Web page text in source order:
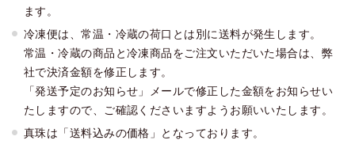
ます。
冷凍便は、常温・冷蔵の荷口とは別に送料が発生します。
常温・冷蔵の商品と冷凍商品をご注文いただいた場合は、弊
社で決済金額を修正します。
「発送予定のお知らせ」メールで修正した金額をお知らせい
たしますので、ご確認くださいますようお願いいたします。
真珠は「送料込みの価格」となっております。